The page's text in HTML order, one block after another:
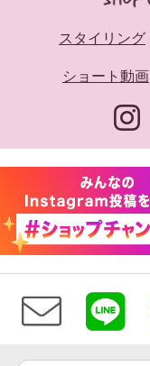
スタイリング
ショート動画